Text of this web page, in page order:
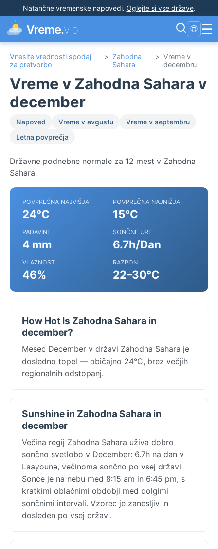
Natančne vremenske napovedi. Oglejte si vse države.
Vreme.vip 🌐 ☰
Vnesite vrednosti spodaj
za pretvorbo
> Zahodna
Sahara
> Vreme v
decembru
Vreme v Zahodna Sahara v
december
Napoved Vreme v avgustu
Vreme v septembru
Letna povprečja
Državne podnebne normale za 12 mest v Zahodna
Sahara.
POVPREČNA NAJVIŠJA
24°C
POVPREČNA NAJNIŽJA
15°C
PADAVINE
4 mm
SONČNE URE
6.7h/Dan
VLAŽNOST
46%
RAZPON
22–30°C
How Hot Is Zahodna Sahara in
december?
Mesec December v državi Zahodna Sahara je
dosledno topel — običajno 24°C, brez večjih
regionalnih odstopanj.
Sunshine in Zahodna Sahara in
december
Večina regij Zahodna Sahara uživa dobro
sončno svetlobo v December: 6.7h na dan v
Laayoune, večinoma sončno po vsej državi.
Sonce je na nebu med 8:15 am in 6:45 pm, s
kratkimi oblačnimi obdobji med dolgimi
sončnimi intervali. Vzorec je zanesljiv in
dosleden po vsej državi.